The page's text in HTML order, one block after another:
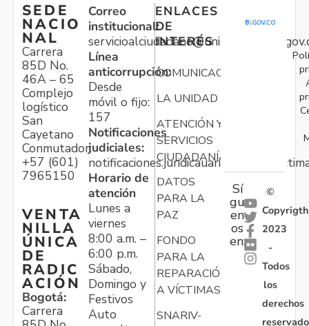
SEDE
NACIO
NAL
Carrera
85D No.
46A – 65
Complejo
logístico
San
Cayetano
Conmutador:
+57 (601)
7965150
VENTA
NILLA
ÚNICA
DE
RADIC
ACIÓN
Bogotá:
Carrera
Correo
institucional:
Línea
anticorrupción:
Desde
móvil o fijo:
157
Notificaciones
judiciales:
Horario de
atención
Lunes a
viernes
8:00 a.m. –
6:00 p.m.
Sábado,
Domingo y
Festivos
Auto
ENLACES
DE
INTERÉS
COMUNICACIONES
LA UNIDAD
ATENCIÓN Y
SERVICIOS
CIUDADANÍA
DATOS
PARA LA
PAZ
FONDO
PARA LA
REPARACIÓN
A VÍCTIMAS
SNARIV-
Sí
gu
en
os
en:
©
Copyrigth
2023
-
Todos
los
derechos